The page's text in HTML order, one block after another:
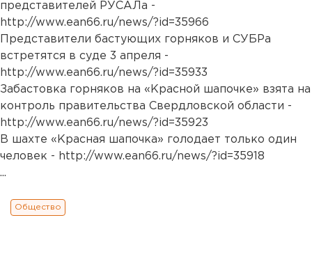
представителей РУСАЛа -
http://www.ean66.ru/news/?id=35966
Представители бастующих горняков и СУБРа
встретятся в суде 3 апреля -
http://www.ean66.ru/news/?id=35933
Забастовка горняков на «Красной шапочке» взята на
контроль правительства Свердловской области -
http://www.ean66.ru/news/?id=35923
В шахте «Красная шапочка» голодает только один
человек - http://www.ean66.ru/news/?id=35918
...
Общество